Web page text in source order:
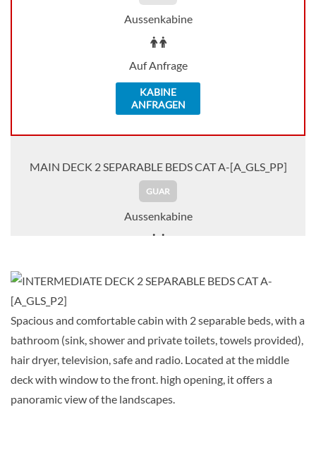
Aussenkabine
Auf Anfrage
KABINE
ANFRAGEN
MAIN DECK 2 SEPARABLE BEDS CAT A-[A_GLS_PP]
GUAR
Aussenkabine
KABINE
UPPER DECK 2 SEPARABLE BEDS CAT A-[A_GLS_PS]
GUAR
Spacious and comfortable cabin with 2 separable beds, with a
bathroom (sink, shower and private toilets, towels provided),
hair dryer, television, safe and radio. Located at the middle
deck with window to the front. high opening, it offers a
panoramic view of the landscapes.